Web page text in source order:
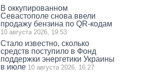
В оккупированном
Севастополе снова ввели
продажу бензина по QR-кодам
10 августа 2026, 19:53
Стало известно, сколько
средств поступило в Фонд
поддержки энергетики Украины
в июле 10 августа 2026, 16:27